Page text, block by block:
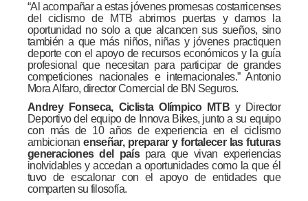
“Al acompañar a estas jóvenes promesas costarricenses
del ciclismo de MTB abrimos puertas y damos la
oportunidad no solo a que alcancen sus sueños, sino
también a que más niños, niñas y jóvenes practiquen
deporte con el apoyo de recursos económicos y la guía
profesional que necesitan para participar de grandes
competiciones nacionales e internacionales.” Antonio
Mora Alfaro, director Comercial de BN Seguros.
Andrey Fonseca, Ciclista Olímpico MTB y Director
Deportivo del equipo de Innova Bikes, junto a su equipo
con más de 10 años de experiencia en el ciclismo
ambicionanenseñar, preparar y fortalecer las futuras
generaciones del paíspara que vivan experiencias
inolvidables y accedan a oportunidades como la que él
tuvo de escalonar con el apoyo de entidades que
comparten su filosofía.